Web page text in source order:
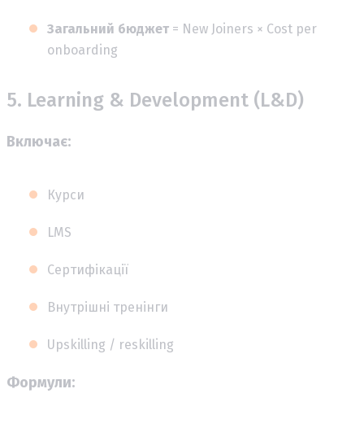
Загальний бюджет = New Joiners × Cost per
onboarding
5. Learning & Development (L&D)
Включає:
Курси
LMS
Сертифікації
Внутрішні тренінги
Upskilling / reskilling
Формули: